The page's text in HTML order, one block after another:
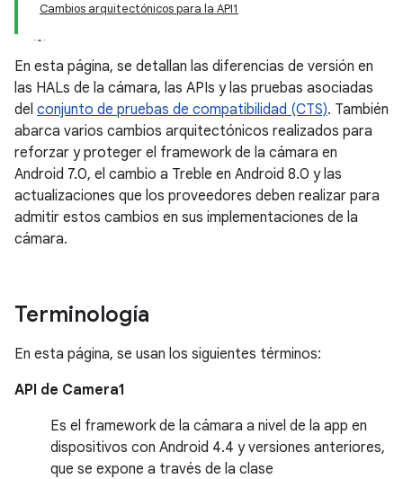
Cambios arquitectónicos para la API1
En esta página, se detallan las diferencias de versión en
las HALs de la cámara, las APIs y las pruebas asociadas
del conjunto de pruebas de compatibilidad (CTS). También
abarca varios cambios arquitectónicos realizados para
reforzar y proteger el framework de la cámara en
Android 7.0, el cambio a Treble en Android 8.0 y las
actualizaciones que los proveedores deben realizar para
admitir estos cambios en sus implementaciones de la
cámara.
Terminología
En esta página, se usan los siguientes términos:
API de Camera1
Es el framework de la cámara a nivel de la app en
dispositivos con Android 4.4 y versiones anteriores,
que se expone a través de la clase